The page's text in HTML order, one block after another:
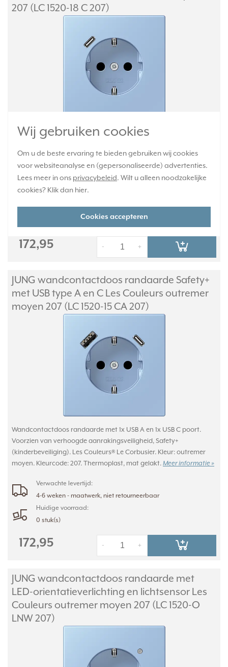
Wij gebruiken cookies
Om u de beste ervaring te bieden gebruiken wij cookies
voor websiteanalyse en (gepersonaliseerde) advertenties.
Lees meer in ons privacybeleid. Wilt u alleen noodzakelijke
cookies? Klik dan hier.
Cookies accepteren
207 (LC 1520-18 C 207)
Wandcontactdoos randaarde met USB-C poort. Voorzien van
snellaadfunctie. Les Couleurs® Le Corbusier. Kleur: outremer
moyen. Kleurcode: 207. Thermoplast, mat gelakt. Meer informatie »
172,95 +
-
JUNG wandcontactdoos randaarde Safety+
met USB type A en C Les Couleurs outremer
moyen 207 (LC 1520-15 CA 207)
Wandcontactdoos randaarde met 1x USB A en 1x USB C poort.
Voorzien van verhoogde aanrakingsveiligheid, Safety+
(kinderbeveiliging). Les Couleurs® Le Corbusier. Kleur: outremer
moyen. Kleurcode: 207. Thermoplast, mat gelakt. Meer informatie »
Verwachte levertijd:
4-6 weken - maatwerk, niet retourneerbaar
Huidige voorraad:
0 stuk(s)
172,95 +
-
JUNG wandcontactdoos randaarde met
LED-orientatieverlichting en lichtsensor Les
Couleurs outremer moyen 207 (LC 1520-O
LNW 207)